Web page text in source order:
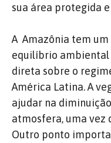
sua área protegida
A Amazônia tem
equilíbrio ambiental
direta sobre o
América Latina. A
ajudar na
atmosfera, uma vez
Outro ponto